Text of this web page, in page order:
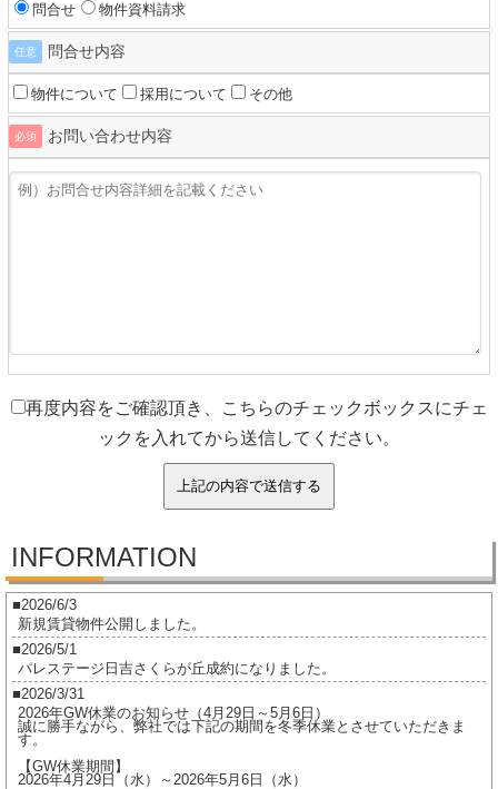
問合せ 物件資料請求
任意 問合せ内容
物件について 採用について その他
必須 お問い合わせ内容
再度内容をご確認頂き、こちらのチェックボックスにチェ
ックを入れてから送信してください。
INFORMATION
2026/6/3
新規賃貸物件公開しました。
2026/5/1
パレステージ日吉さくらが丘成約になりました。
2026/3/31
2026年GW休業のお知らせ（4月29日～5月6日）
誠に勝手ながら、弊社では下記の期間を冬季休業とさせていただきま
す。
【GW休業期間】
2026年4月29日（水）～2026年5月6日（水）